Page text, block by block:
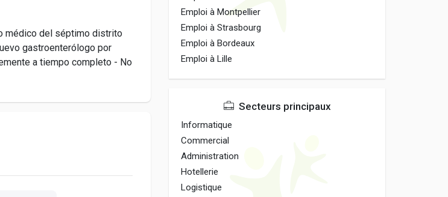
médico del séptimo distrito
gastroenterólogo por
a tiempo completo - No
Emploi à Montpellier
Emploi à Strasbourg
Emploi à Bordeaux
Emploi à Lille
Secteurs principaux
Informatique
Commercial
Administration
Hotellerie
Logistique